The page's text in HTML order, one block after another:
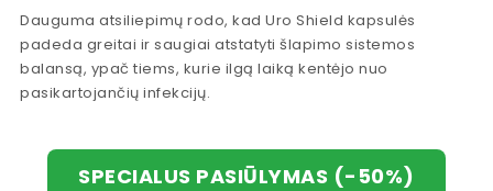
Dauguma atsiliepimų rodo, kad Uro Shield kapsulės
padeda greitai ir saugiai atstatyti šlapimo sistemos
balansą, ypač tiems, kurie ilgą laiką kentėjo nuo
pasikartojančių infekcijų.
SPECIALUS PASIŪLYMAS (-50%)